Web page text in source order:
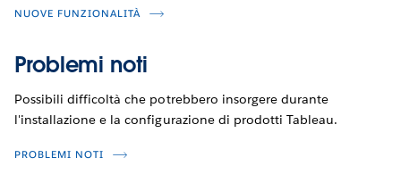
NUOVE FUNZIONALITÀ
Problemi noti
Possibili difficoltà che potrebbero insorgere durante
l'installazione e la configurazione di prodotti Tableau.
PROBLEMI NOTI